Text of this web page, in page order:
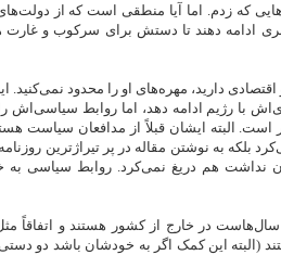
که زدم. اما آیا منطقی است که از
دهند تا دستش برای سرکوب و غارت
دارید، مهره‌های او را محدود نمی‌کنید.
با رژیم ادامه دهد، اما روابط سیاسی‌اش
البته ایشان قبلاً ‌از مدافعان سیاست
بلکه به نوشتن مقاله در پر تیراژترین
نداشت هم دریغ نمی‌کرد. روابط سیاسی به
در خارج از کشور هستند و اتفاقاً‌
(البته این کمک اگر به خودشان باشد دو دستی